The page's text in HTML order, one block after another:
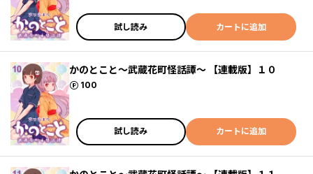
試し読み カートに追加
かのとこと～武蔵花町怪話譚～ 【連載版】１０
100
ポイント
試し読み カートに追加